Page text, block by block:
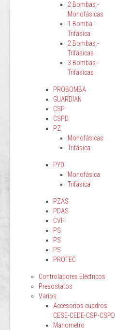
2 Bombas -
Monofásicas
1 Bomba -
Trifásica
2 Bombas -
Trifásicas
3 Bombas -
Trifásicas
PROBOMBA
GUARDIAN
CSP
CSPD
PZ
Monofásicas
Trifásica
PYD
Monofásica
Trifásica
PZAS
PDAS
CVP
PS
PS
PS
PROTEC
Controladores Eléctricos
Presostatos
Varios
Accesorios cuadros
CESE-CEDE-CSP-CSPD
Manometro